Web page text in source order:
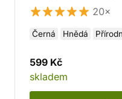
20×
Černá Hnědá
599 Kč
skladem